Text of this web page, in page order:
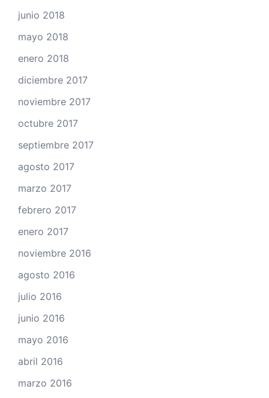
junio 2018
mayo 2018
enero 2018
diciembre 2017
noviembre 2017
octubre 2017
septiembre 2017
agosto 2017
marzo 2017
febrero 2017
enero 2017
noviembre 2016
agosto 2016
julio 2016
junio 2016
mayo 2016
abril 2016
marzo 2016